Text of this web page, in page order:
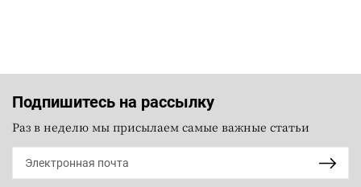
Подпишитесь на рассылку
Раз в неделю мы присылаем самые важные статьи